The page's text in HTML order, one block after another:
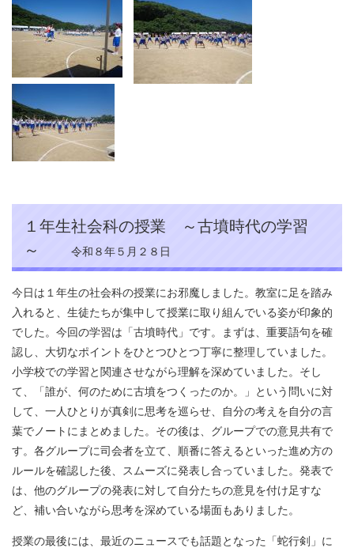
１年生社会科の授業 ～古墳時代の学習
～
令和８年５月２８日
今日は１年生の社会科の授業にお邪魔しました。教室に足を踏み
入れると、生徒たちが集中して授業に取り組んでいる姿が印象的
でした。今回の学習は「古墳時代」です。まずは、重要語句を確
認し、大切なポイントをひとつひとつ丁寧に整理していました。
小学校での学習と関連させながら理解を深めていました。そし
て、「誰が、何のために古墳をつくったのか。」という問いに対
して、一人ひとりが真剣に思考を巡らせ、自分の考えを自分の言
葉でノートにまとめました。その後は、グループでの意見共有で
す。各グループに司会者を立て、順番に答えるといった進め方の
ルールを確認した後、スムーズに発表し合っていました。発表で
は、他のグループの発表に対して自分たちの意見を付け足すな
ど、補い合いながら思考を深めている場面もありました。
授業の最後には、最近のニュースでも話題となった「蛇行剣」に